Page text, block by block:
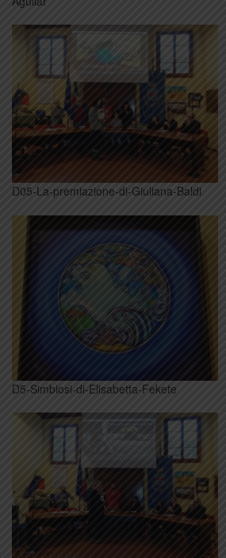
D05-La-premiazione-di-Giuliana-Baldi
D5-Simbiosi-di-Elisabetta-Fekete